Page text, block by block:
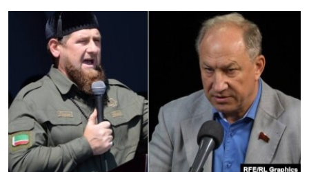
Вернутся
КАВКАЗ.РЕАЛИИ
СЕВЕР.РЕАЛИИ
СИБИРЬ.РЕАЛИИ
РАСПИСАНИЕ ВЕЩАНИЯ
ПОДПИШИТЕСЬ НА РАССЫЛКУ
СОЦИАЛЬНЫЕ СЕТИ